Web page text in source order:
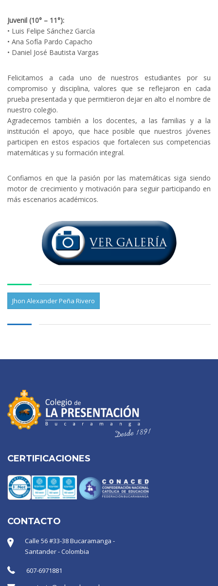
Juvenil (10° – 11°):
• Luis Felipe Sánchez García
• Ana Sofía Pardo Capacho
• Daniel José Bautista Vargas
Felicitamos a cada uno de nuestros estudiantes por su
compromiso y disciplina, valores que se reflejaron en cada
prueba presentada y que permitieron dejar en alto el nombre de
nuestro colegio.
Agradecemos también a los docentes, a las familias y a la
institución el apoyo, que hace posible que nuestros jóvenes
participen en estos espacios que fortalecen sus competencias
matemáticas y su formación integral.
Confiamos en que la pasión por las matemáticas siga siendo
motor de crecimiento y motivación para seguir participando en
más escenarios académicos.
Jhon Alexander Peña Rivero
CERTIFICACIONES
CONTACTO
Calle 56 #33-38 Bucaramanga -
Santander - Colombia
607-6971881